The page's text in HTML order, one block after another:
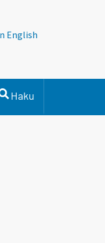
English
Haku